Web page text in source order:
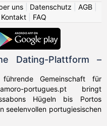
2 Tage
Profil
uns Datenschutz AGB
Kontakt FAQ
Dating-Plattform –
Gemeinschaft für
portugues.pt bringt
Hügeln bis Portos
seelenvollen portugiesischen